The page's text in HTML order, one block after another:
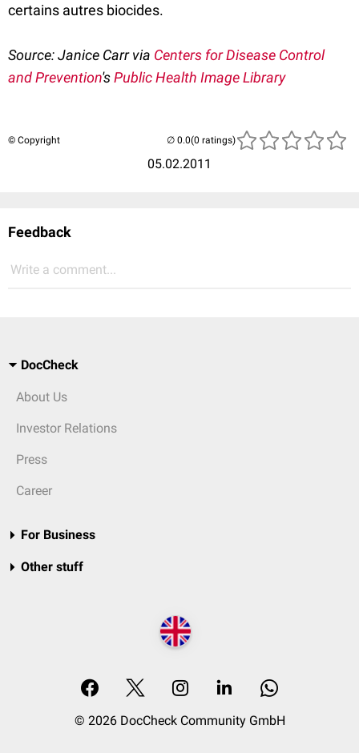
certains autres biocides.
Source: Janice Carr via Centers for Disease Control
and Prevention'sPublic Health Image Library
© Copyright
05.02.2011
(0 ratings)
Feedback
Write a comment...
DocCheck
About Us
Investor Relations
Press
Career
For Business
Other stuff
© 2026 DocCheck Community GmbH